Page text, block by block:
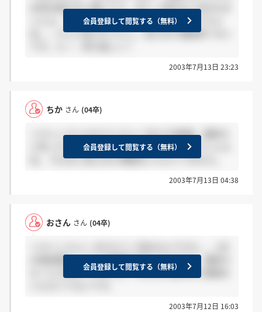
女性社員の方に聞いたら、あと一回あると言われま
したよ。でもよくよく考えたら最終っぽいですよ
ね。。11人に絞られてたし。私もまだ連絡来てない
会員登録して閲覧する（無料）
2003年7月13日 23:23
ちか さん (04卒)
＞けいこさん＆おさんさんへ 私も2次面接、最終か
と思っちゃいました。雰囲気がそんな感じでしたよ
ね。 ちなみに私もまだ連絡はいただいてません。
会員登録して閲覧する（無料）
2003年7月13日 04:38
おさん さん (04卒)
の時結構たくさんの面接官がおられたので、最終か
な？とかおもってました。ちなみに私はまだ連絡を
会員登録して閲覧する（無料）
2003年7月12日 16:03